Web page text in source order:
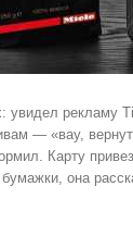
увидел рекламу
— «вау,
Карту
она